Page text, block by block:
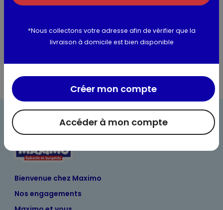
Potassium Sorbate, Sodium Benzoate
Informations complémentaires
Bienvenue chez Maximo
Nos engagements
*Nous collectons votre adresse afin de vérifier que la
livraison à domicile est bien disponible
Accéder à mon compte
Créer mon compte